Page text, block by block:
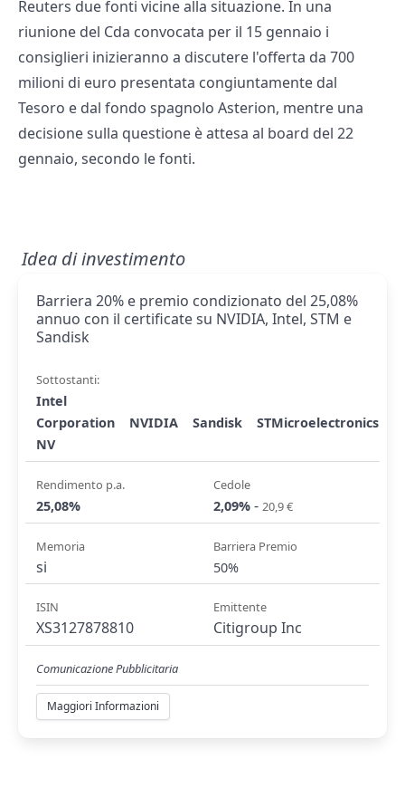
Reuters due fonti vicine alla situazione. In una
riunione del Cda convocata per il 15 gennaio i
consiglieri inizieranno a discutere l'offerta da 700
milioni di euro presentata congiuntamente dal
Tesoro e dal fondo spagnolo Asterion, mentre una
decisione sulla questione è attesa al board del 22
gennaio, secondo le fonti.
Idea di investimento
Barriera 20% e premio condizionato del 25,08%
annuo con il certificate su NVIDIA, Intel, STM e
Sandisk
Sottostanti:
Intel
Corporation
NVIDIA Sandisk
STMicroelectronics
NV
Rendimento p.a.
25,08%
Cedole
2,09% - 20,9 €
Memoria
si
Barriera Premio
50%
ISIN
XS3127878810
Emittente
Citigroup Inc
Comunicazione Pubblicitaria
Maggiori Informazioni